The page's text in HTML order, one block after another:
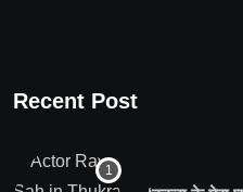
Recent Post